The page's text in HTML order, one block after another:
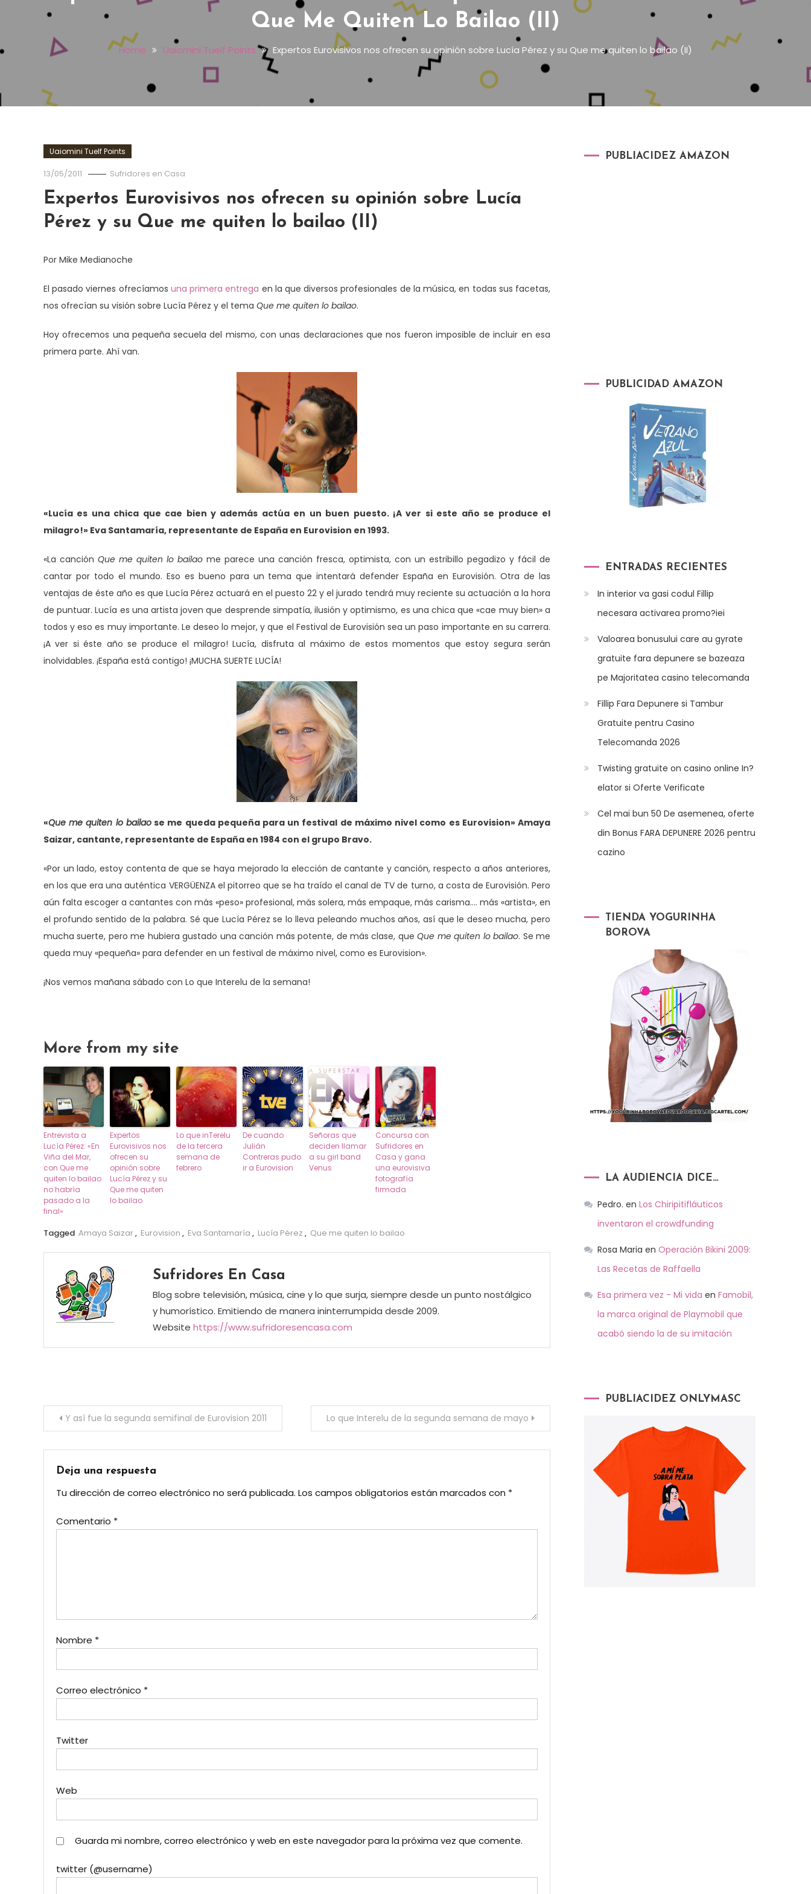
Que Me Quiten Lo Bailao (II)
Home Uaiomini Tuelf Points Expertos Eurovisivos nos ofrecen su opinión sobre Lucía Pérez y su Que me quiten lo bailao (II)
Uaiomini Tuelf Points
13/05/2011 Sufridores en Casa
Expertos Eurovisivos nos ofrecen su opinión sobre Lucía
Pérez y su Que me quiten lo bailao (II)
Por Mike Medianoche
El pasado viernes ofrecíamos una primera entrega en la que diversos profesionales de la música, en todas sus facetas,
nos ofrecían su visión sobre Lucía Pérez y el tema Que me quiten lo bailao.
Hoy ofrecemos una pequeña secuela del mismo, con unas declaraciones que nos fueron imposible de incluir en esa
primera parte. Ahí van.
«Lucía es una chica que cae bien y además actúa en un buen puesto. ¡A ver si este año se produce el
milagro!» Eva Santamaría, representante de España en Eurovision en 1993.
«La canción Que me quiten lo bailao me parece una canción fresca, optimista, con un estribillo pegadizo y fácil de
cantar por todo el mundo. Eso es bueno para un tema que intentará defender España en Eurovisión. Otra de las
ventajas de éste año es que Lucía Pérez actuará en el puesto 22 y el jurado tendrá muy reciente su actuación a la hora
de puntuar. Lucía es una artista joven que desprende simpatía, ilusión y optimismo, es una chica que «cae muy bien» a
todos y eso es muy importante. Le deseo lo mejor, y que el Festival de Eurovisión sea un paso importante en su carrera.
¡A ver si éste año se produce el milagro! Lucía, disfruta al máximo de estos momentos que estoy segura serán
inolvidables. ¡España está contigo! ¡MUCHA SUERTE LUCÍA!
«Que me quiten lo bailaose me queda pequeña para un festival de máximo nivel como es Eurovision» Amaya
Saizar, cantante, representante de España en 1984 con el grupo Bravo.
«Por un lado, estoy contenta de que se haya mejorado la elección de cantante y canción, respecto a años anteriores,
en los que era una auténtica VERGÜENZA el pitorreo que se ha traído el canal de TV de turno, a costa de Eurovisión. Pero
aún falta escoger a cantantes con más «peso» profesional, más solera, más empaque, más carisma…. más «artista», en
el profundo sentido de la palabra. Sé que Lucía Pérez se lo lleva peleando muchos años, así que le deseo mucha, pero
mucha suerte, pero me hubiera gustado una canción más potente, de más clase, queQue me quiten lo bailao. Se me
queda muy «pequeña» para defender en un festival de máximo nivel, como es Eurovision».
¡Nos vemos mañana sábado con Lo que Interelu de la semana!
More from my site
Entrevista a
Lucía Pérez: «En
Viña del Mar,
con Que me
quiten lo bailao
no habría
pasado a la
final»
Expertos
Eurovisivos nos
ofrecen su
opinión sobre
Lucía Pérez y su
Que me quiten
lo bailao
Lo que inTerelu
de la tercera
semana de
febrero
De cuando
Julián
Contreras pudo
ir a Eurovision
Señoras que
deciden llamar
a su girl band
Venus
Concursa con
Sufridores en
Casa y gana
una eurovisiva
fotografía
firmada
Tagged Amaya Saizar, Eurovision , Eva Santamaría , Lucía Pérez , Que me quiten lo bailao
Sufridores En Casa
Blog sobre televisión, música, cine y lo que surja, siempre desde un punto nostálgico
y humorístico. Emitiendo de manera ininterrumpida desde 2009.
Website https://www.sufridoresencasa.com
Navegación de entradas
Y así fue la segunda semifinal de Eurovision 2011 Lo que Interelu de la segunda semana de mayo
Deja una respuesta
Tu dirección de correo electrónico no será publicada. Los campos obligatorios están marcados con *
Comentario *
Nombre *
Correo electrónico *
Twitter
Web
Guarda mi nombre, correo electrónico y web en este navegador para la próxima vez que comente.
twitter (@username)
PUBLIACIDEZ AMAZON
PUBLICIDAD AMAZON
ENTRADAS RECIENTES
In interior va gasi codul Fillip
necesara activarea promo?iei
Valoarea bonusului care au gyrate
gratuite fara depunere se bazeaza
pe Majoritatea casino telecomanda
Fillip Fara Depunere si Tambur
Gratuite pentru Casino
Telecomanda 2026
Twisting gratuite on casino online In?
elator si Oferte Verificate
Cel mai bun 50 De asemenea, oferte
din Bonus FARA DEPUNERE 2026 pentru
cazino
TIENDA YOGURINHA
BOROVA
LA AUDIENCIA DICE…
Pedro. en Los Chiripitifláuticos
inventaron el crowdfunding
Rosa Maria en Operación Bikini 2009:
Las Recetas de Raffaella
Esa primera vez - Mi vida en Famobil,
la marca original de Playmobil que
acabó siendo la de su imitación
PUBLIACIDEZ ONLYMASC